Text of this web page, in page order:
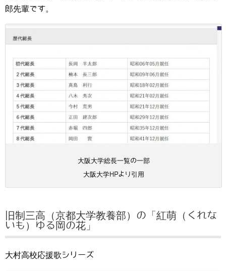
郎先輩です。
大阪大学総長一覧の一部
大阪大学HPより引用
旧制三高（京都大学教養部）の「紅萌（くれな
いも）ゆる岡の花」
大村高校応援歌シリーズ